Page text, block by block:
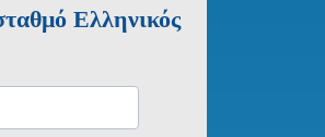
Ελληνικός